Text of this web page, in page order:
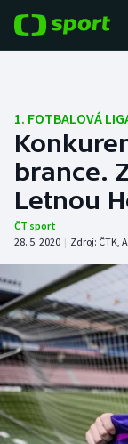
Fotbal
Hokej
Tenis
Atletika
Cyklistika
DALŠÍ SPORTY
Americký
Baseball a
NEPŘEHLÉDNĚTE
Soutěže
1. FOTBALOVÁ
brance.
Letnou
ČT sport
28. 5. 2020 | Zdroj: ČTK,